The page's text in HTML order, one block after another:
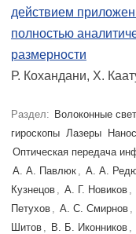
действием
полностью
размерности
Р. Кохандани, Х.
Раздел: Волоконные
гироскопы Лазеры
Оптическая передача
А. А. Павлюк , А. А.
Кузнецов , А. Г. Новиков ,
Петухов , А. С. Смирнов ,
Шитов , В. Б. Иконников ,